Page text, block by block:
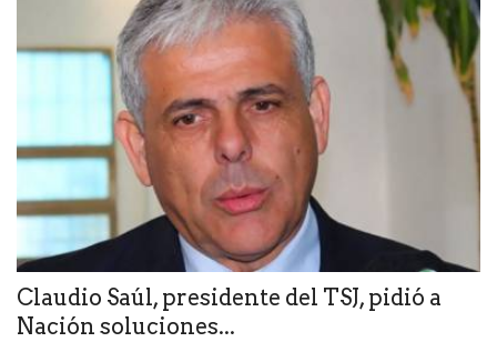
Claudio Saúl, presidente del TSJ, pidió a
Nación soluciones...